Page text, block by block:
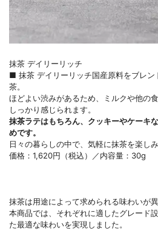
抹茶 デイリーリッチ
■ 抹茶 デイリーリッチ国産原料をブレン
茶。
ほどよい渋みがあるため、ミルクや他の
しっかり感じられます。
抹茶ラテはもちろん、クッキーやケーキ
めです。
日々の暮らしの中で、気軽に抹茶を楽し
価格：1,620円（税込）／内容量：30g
抹茶は用途によって求められる味わいが異
本商品では、それぞれに適したグレード
た最適な味わいを実現しました。